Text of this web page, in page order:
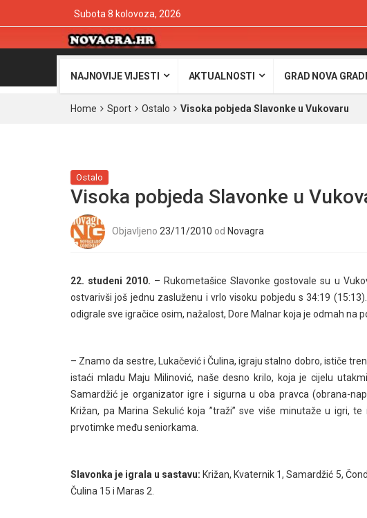
Subota 8 kolovoza, 2026
NAJNOVIJE VIJESTI AKTUALNOSTI GRAD NOVA
Home Sport Ostalo Visoka pobjeda Slavonke u Vukovaru
Ostalo
Visoka pobjeda Slavonke u
Objavljeno 23/11/2010 od Novagra
22. studeni 2010. – Rukometašice Slavonke gostovale su u
ostvarivši još jednu zasluženu i vrlo visoku pobjedu s 34:19
odigrale sve igračice osim, nažalost, Dore Malnar koja je odmah na
– Znamo da sestre, Lukačević i Čulina, igraju stalno dobro, ističe
istaći mladu Maju Milinović, naše desno krilo, koja je cijelu
Samardžić je organizator igre i sigurna u oba pravca (obrana-
Križan, pa Marina Sekulić koja ”traži” sve više minutaže u igri,
prvotimke među seniorkama.
Slavonka je igrala u sastavu: Križan, Kvaternik 1, Samardžić 5,
Čulina 15 i Maras 2.